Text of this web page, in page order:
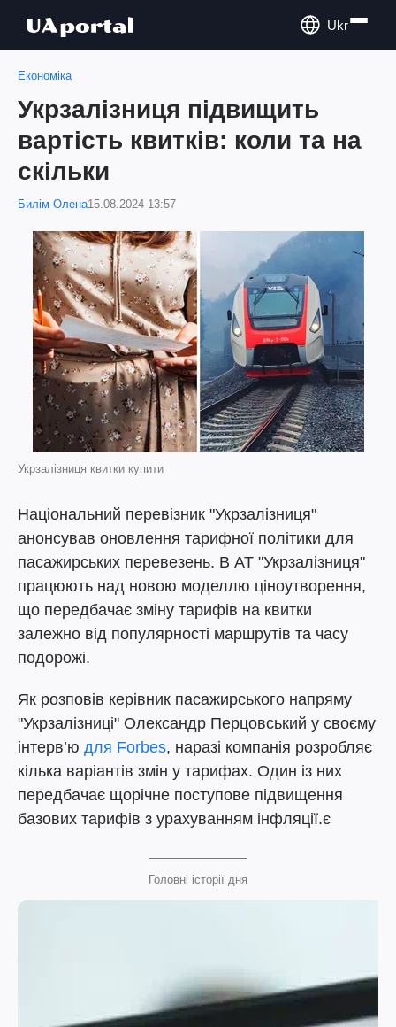
Ukr
Економіка
Укрзалізниця підвищить
вартість квитків: коли та на
скільки
Билім Олена15.08.2024 13:57
Укрзалізниця квитки купити
Національний перевізник "Укрзалізниця"
анонсував оновлення тарифної політики для
пасажирських перевезень. В АТ "Укрзалізниця"
працюють над новою моделлю ціноутворення,
що передбачає зміну тарифів на квитки
залежно від популярності маршрутів та часу
подорожі.
Як розповів керівник пасажирського напряму
"Укрзалізниці" Олександр Перцовський у своєму
інтерв’ю для Forbes, наразі компанія розробляє
кілька варіантів змін у тарифах. Один із них
передбачає щорічне поступове підвищення
базових тарифів з урахуванням інфляції.є
Головні історії дня